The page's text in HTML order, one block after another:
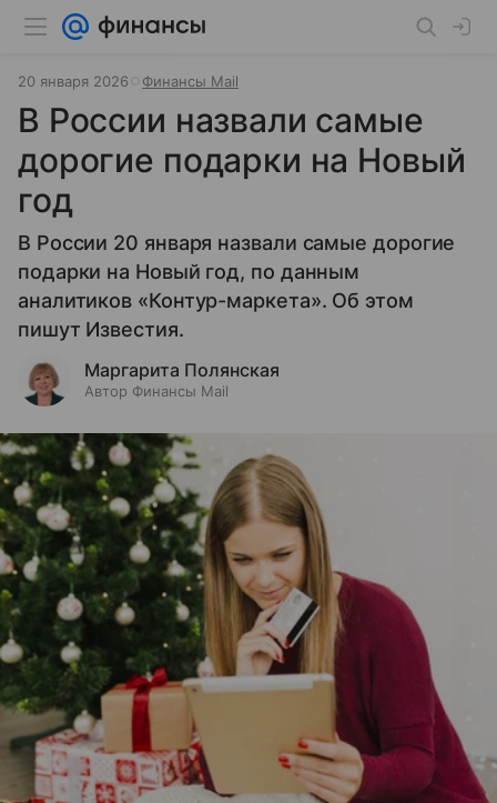
20 января 2026 Финансы Mail
В России назвали самые
дорогие подарки на Новый
год
В России 20 января назвали самые дорогие
подарки на Новый год, по данным
аналитиков «Контур-маркета». Об этом
пишут Известия.
Маргарита Полянская
Автор Финансы Mail